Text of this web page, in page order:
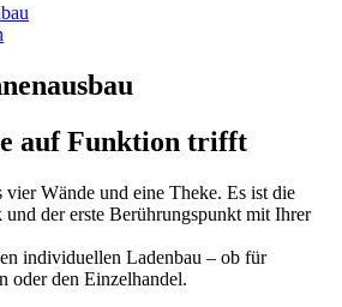
auf Funktion trifft
vier Wände und eine Theke. Es ist die
der erste Berührungspunkt mit Ihrer
individuellen Ladenbau – ob für
oder den Einzelhandel.